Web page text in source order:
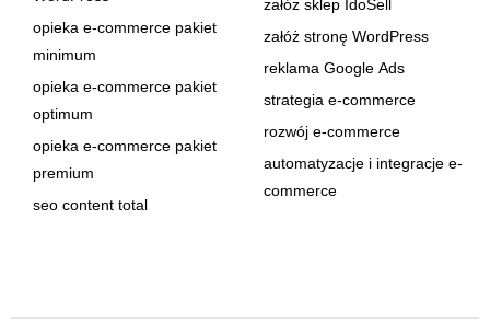
opieka e-commerce pakiet
minimum
opieka e-commerce pakiet
optimum
opieka e-commerce pakiet
premium
seo content total
załóż sklep IdoSell
załóż stronę WordPress
reklama Google Ads
strategia e-commerce
rozwój e-commerce
automatyzacje i integracje e-
commerce